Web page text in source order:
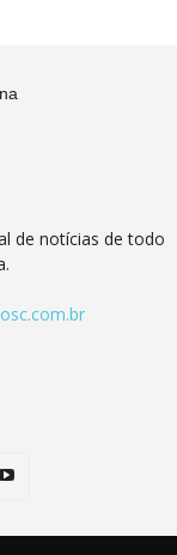
de notícias de todo